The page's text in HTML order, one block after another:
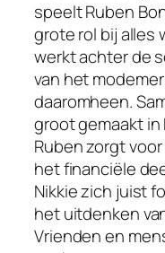
speelt Ruben
grote rol bij alles
werkt achter de
van het
daaromheen.
groot gemaakt
Ruben zorgt
het financiële
Nikkie zich juist
het uitdenken
Vrienden en